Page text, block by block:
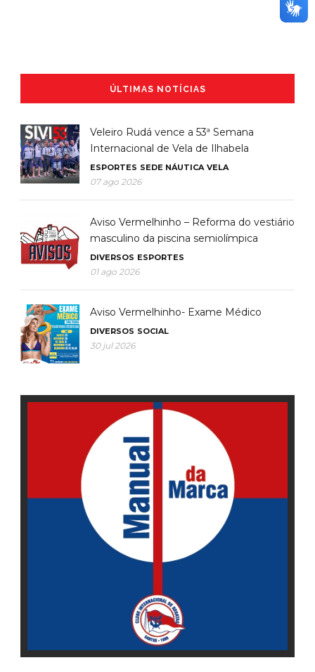
ÚLTIMAS NOTÍCIAS
Veleiro Rudá vence a 53ª Semana
Internacional de Vela de Ilhabela
ESPORTES SEDE NÁUTICA VELA
07 ago 2026
Aviso Vermelhinho – Reforma do vestiário
masculino da piscina semiolímpica
DIVERSOS ESPORTES
01 ago 2026
Aviso Vermelhinho- Exame Médico
DIVERSOS SOCIAL
30 jul 2026